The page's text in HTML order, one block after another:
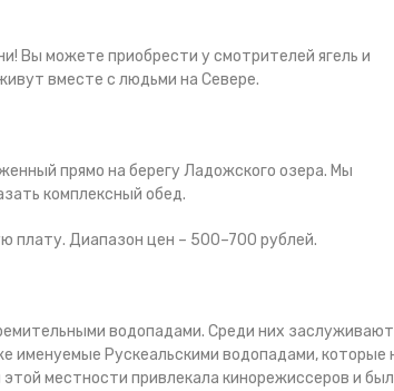
Вы можете приобрести у смотрителей ягель и
вместе с людьми на Севере.
прямо на берегу Ладожского озера. Мы
комплексный обед.
плату. Диапазон цен – 500–700 рублей.
водопадами. Среди них заслуживают
именуемые Рускеальскими водопадами, которые
местности привлекала кинорежиссеров и